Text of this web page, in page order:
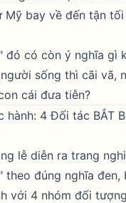
bay về đến tận
đó có còn ý nghĩa gì
sống thì cãi vã,
cái đưa tiễn?
hành: 4 Đối tác BẮT
lễ diễn ra trang
theo đúng nghĩa đen,
với 4 nhóm đối